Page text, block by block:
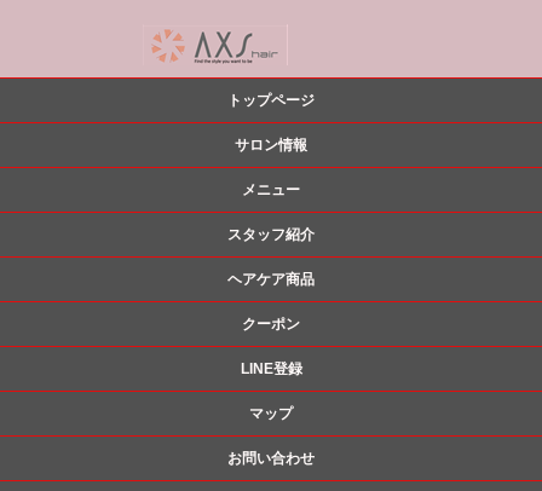
トップページ
サロン情報
メニュー
スタッフ紹介
ヘアケア商品
クーポン
LINE登録
マップ
お問い合わせ